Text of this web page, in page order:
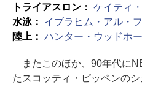
トライアスロン： ケイティ
水泳： イブラヒム・アル・
陸上： ハンター・ウッドホ
またこのほか、90年代に
たスコッティ・ピッペンの